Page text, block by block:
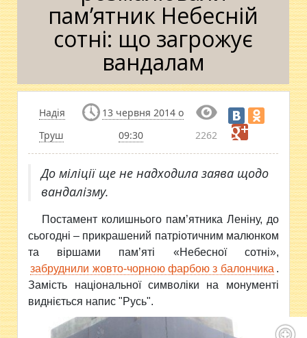
пам’ятник Небесній
сотні: що загрожує
вандалам
Надія
Труш
13 червня 2014 о
09:30
2262
До міліції ще не надходила заява щодо
вандалізму.
Постамент колишнього пам’ятника Леніну, до
сьогодні – прикрашений патріотичним малюнком
та віршами пам’яті «Небесної сотні»,
забруднили жовто-чорною фарбою з балончика .
Замість національної символіки на монументі
видніється напис "Русь".